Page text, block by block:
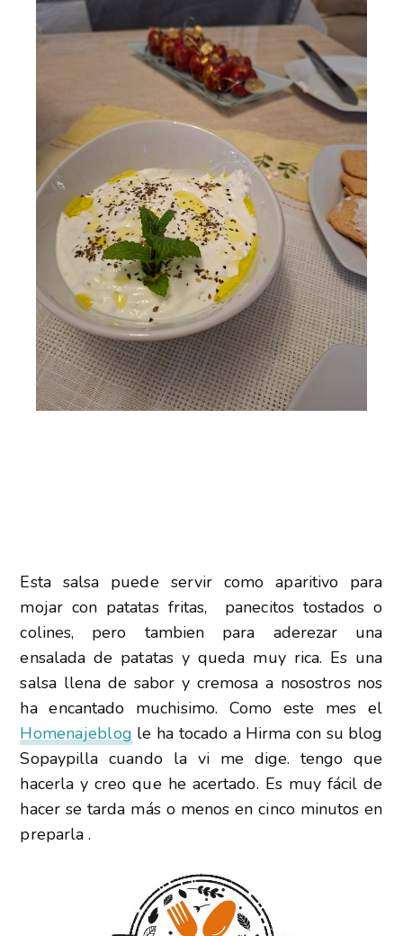
Esta salsa puede servir como aparitivo para
mojar con patatas fritas, panecitos tostados o
colines, pero tambien para aderezar una
ensalada de patatas y queda muy rica. Es una
salsa llena de sabor y cremosa a nosostros nos
ha encantado muchisimo. Como este mes el
Homenajeblog le ha tocado a Hirma con su blog
Sopaypilla cuando la vi me dige. tengo que
hacerla y creo que he acertado. Es muy fácil de
hacer se tarda más o menos en cinco minutos en
preparla .